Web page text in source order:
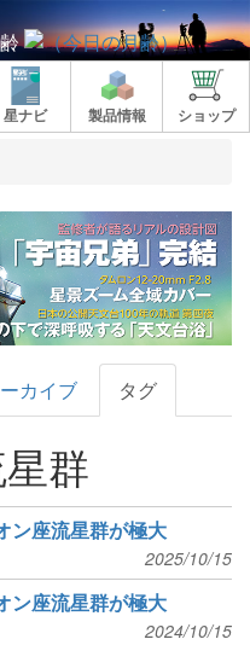
星ナビ 製品情報 ショップ
カイブ タグ
群
ン座流星群が極大
2025/10/15
ン座流星群が極大
2024/10/15